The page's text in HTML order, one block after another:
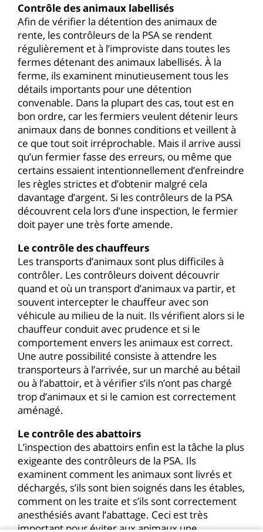
Contrôle des animaux labellisés
Afin de vérifier la détention des animaux de
rente, les contrôleurs de la PSA se rendent
régulièrement et à l’improviste dans toutes les
fermes détenant des animaux labellisés. À la
ferme, ils examinent minutieusement tous les
détails importants pour une détention
convenable. Dans la plupart des cas, tout est en
bon ordre, car les fermiers veulent détenir leurs
animaux dans de bonnes conditions et veillent à
ce que tout soit irréprochable. Mais il arrive aussi
qu’un fermier fasse des erreurs, ou même que
certains essaient intentionnellement d’enfreindre
les règles strictes et d’obtenir malgré cela
davantage d’argent. Si les contrôleurs de la PSA
découvrent cela lors d’une inspection, le fermier
doit payer une très forte amende.
Le contrôle des chauffeurs
Les transports d’animaux sont plus difficiles à
contrôler. Les contrôleurs doivent découvrir
quand et où un transport d’animaux va partir, et
souvent intercepter le chauffeur avec son
véhicule au milieu de la nuit. Ils vérifient alors si le
chauffeur conduit avec prudence et si le
comportement envers les animaux est correct.
Une autre possibilité consiste à attendre les
transporteurs à l’arrivée, sur un marché au bétail
ou à l’abattoir, et à vérifier s’ils n’ont pas chargé
trop d’animaux et si le camion est correctement
aménagé.
Le contrôle des abattoirs
L’inspection des abattoirs enfin est la tâche la plus
exigeante des contrôleurs de la PSA. Ils
examinent comment les animaux sont livrés et
déchargés, s’ils sont bien soignés dans les étables,
comment on les traite et s’ils sont correctement
anesthésiés avant l’abattage. Ceci est très
important pour éviter aux animaux une